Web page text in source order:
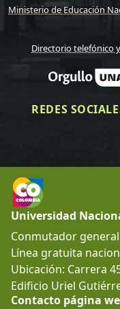
Ministerio de Educación
Directorio telefónico
REDES
Universidad
Conmutador
Línea gratuita
Ubicación: Carrera
Edificio Uriel
Contacto página